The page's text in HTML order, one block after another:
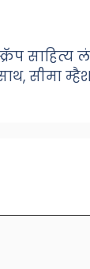
साहित्य
सीमा